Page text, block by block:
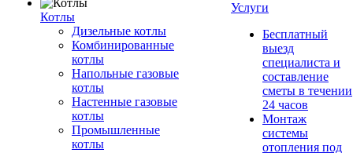
Котлы
Дизельные котлы
Комбинированные
котлы
Напольные газовые
котлы
Настенные газовые
котлы
Промышленные
котлы
Услуги
Бесплатный
выезд
специалиста и
составление
сметы в течении
24 часов
Монтаж
системы
отопления под